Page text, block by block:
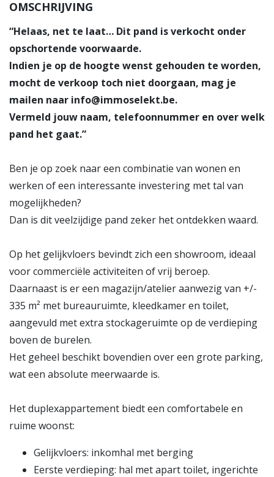
OMSCHRIJVING
“Helaas, net te laat… Dit pand is verkocht onder
opschortende voorwaarde.
Indien je op de hoogte wenst gehouden te worden,
mocht de verkoop toch niet doorgaan, mag je
mailen naar info@immoselekt.be.
Vermeld jouw naam, telefoonnummer en over welk
pand het gaat.”
Ben je op zoek naar een combinatie van wonen en
werken of een interessante investering met tal van
mogelijkheden?
Dan is dit veelzijdige pand zeker het ontdekken waard.
Op het gelijkvloers bevindt zich een showroom, ideaal
voor commerciële activiteiten of vrij beroep.
Daarnaast is er een magazijn/atelier aanwezig van +/-
335 m² met bureauruimte, kleedkamer en toilet,
aangevuld met extra stockageruimte op de verdieping
boven de burelen.
Het geheel beschikt bovendien over een grote parking,
wat een absolute meerwaarde is.
Het duplexappartement biedt een comfortabele en
ruime woonst:
Gelijkvloers: inkomhal met berging
Eerste verdieping: hal met apart toilet, ingerichte